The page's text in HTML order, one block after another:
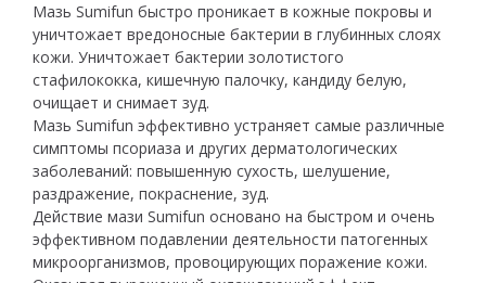
Мазь Sumifun быстро проникает в кожные покровы и
уничтожает вредоносные бактерии в глубинных слоях
кожи. Уничтожает бактерии золотистого
стафилококка, кишечную палочку, кандиду белую,
очищает и снимает зуд.
Мазь Sumifun эффективно устраняет самые различные
симптомы псориаза и других дерматологических
заболеваний: повышенную сухость, шелушение,
раздражение, покраснение, зуд.
Действие мази Sumifun основано на быстром и очень
эффективном подавлении деятельности патогенных
микроорганизмов, провоцирующих поражение кожи.